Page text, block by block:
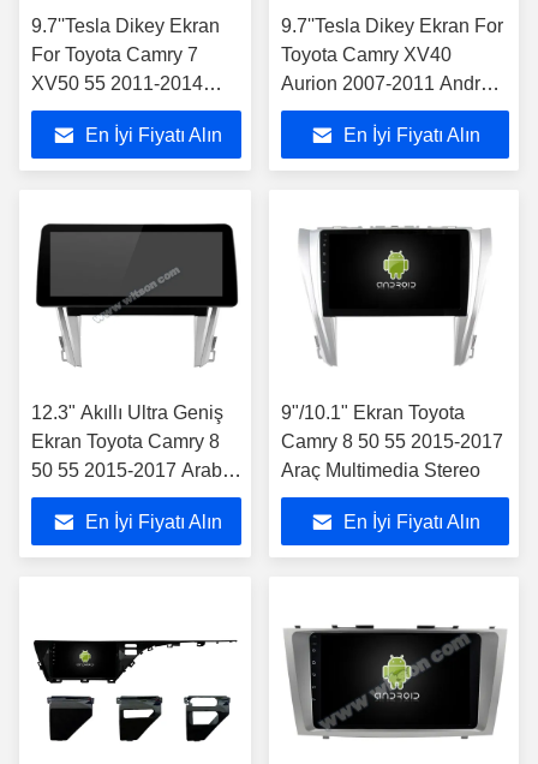
9.7''Tesla Dikey Ekran
For Toyota Camry 7
XV50 55 2011-2014
Android Araba
Multimedia Oyuncusu
En İyi Fiyatı Alın
9.7''Tesla Dikey Ekran For
Toyota Camry XV40
Aurion 2007-2011 Android
Araba Multimedia
OyuncusuEn İyi Fiyatı Alın
12.3" Akıllı Ultra Geniş
Ekran Toyota Camry 8
50 55 2015-2017 Araba
Stereo Oyuncusu
En İyi Fiyatı Alın
9"/10.1" Ekran Toyota
Camry 8 50 55 2015-2017
Araç Multimedia Stereo
En İyi Fiyatı Alın